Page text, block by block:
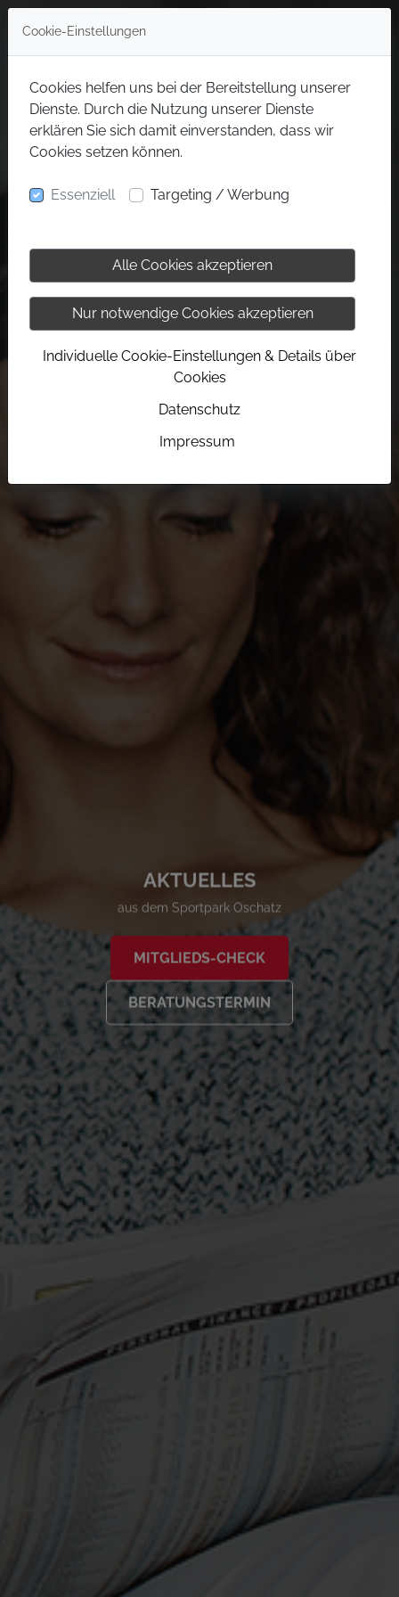
AKTUELLES
aus dem Sportpark Oschatz
MITGLIEDS-CHECK
BERATUNGSTERMIN
Cookie-Einstellungen
Cookies helfen uns bei der Bereitstellung unserer
Dienste. Durch die Nutzung unserer Dienste
erklären Sie sich damit einverstanden, dass wir
Cookies setzen können.
Essenziell Targeting / Werbung
Alle Cookies akzeptieren
Nur notwendige Cookies akzeptieren
Individuelle Cookie-Einstellungen & Details über
Cookies
Datenschutz
Impressum